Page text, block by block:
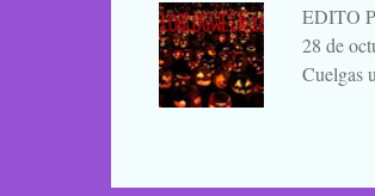
EDITO
28 de
Cuelgas
a